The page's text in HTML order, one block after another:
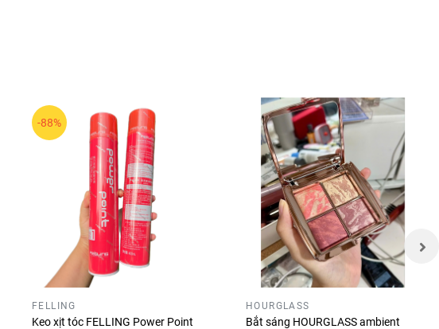
sử dụng và giá thành
nhàng đến nổi bật.
-88%
FELLING
Keo xịt tóc FELLING Power Point
HOURGLASS
Bắt sáng HOURGLASS ambient